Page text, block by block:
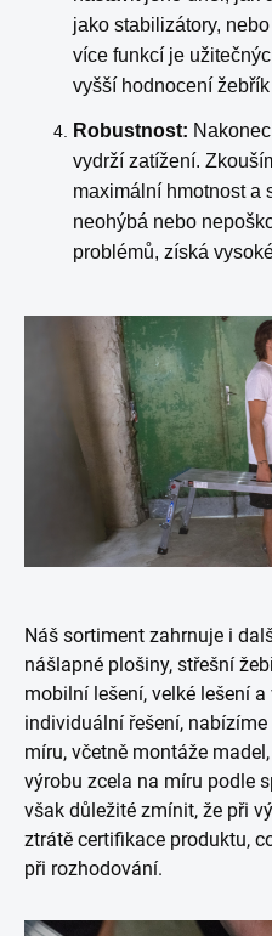
jako stabilizátory,
více funkcí je
vyšší hodnocení
Robustnost:
vydrží zatížení.
maximální hmotnost a
neohýbá nebo
problémů, získá
Náš sortiment zahrnuje i
nášlapné plošiny, střešní
mobilní lešení, velké lešení
individuální řešení,
míru, včetně montáže
výrobu zcela na míru podle
však důležité zmínit, že při
ztrátě certifikace produktu,
při rozhodování.